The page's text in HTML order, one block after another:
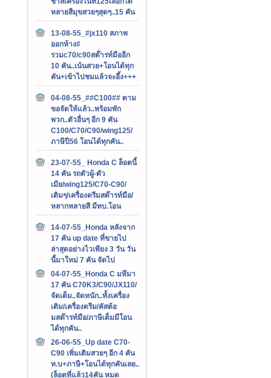
หลายสีมุขสวยๆสุดๆ..15 คัน
13-08-55_#jx110 สภาพ
ออกห้าง#
รวมc70/c90สต๊่ารท์มืออีก
10 คัน..เน้นสวย+โอนได้ทุก
คัน+เข้าไปชมแล้วจะอึ้ง+++
04-08-55_##C100## ตาม
ขอจัดให้แล้ว..พร้อมพัก
พวก..ตัวอื่นๆ อีก 9 คัน
C100/C70/C90/wing125/
ภาษีปี56 โอนได้ทุกคัน..
23-07-55_ Honda C ล็อตนี้
14 คัน รถตัวผู้-ตัว
เมีย/wing125/C70-C90/
เดิมๆ/เครื่องดรีมสต๊ารท์มือ/
หลากหลายสี มีทบ.โอน
14-07-55_Honda หลังจาก
17 คัน up date ที่ขายไป
ล่าสุดอย่างไวเพียง 3 วัน วัน
นี้มาใหม่ 7 คัน จัดไป
04-07-55_Honda C มหึมา
17 คัน C70K3/C90/JX110/
จัดเต็ม..จัดหนัก..ทั้งเครื่อง
เดิม/เครื่องดรีม/คัสต้อ
มสต๊ารท์มือ/ภาษีเต็มมีโอน
ได้ทุกคัน..
26-06-55_Up date C70-
C90 เพิ่มเติมสวยๆ อีก 4 คัน
ท.บ+ภาษี+โอนได้ทุกคันเลย..
(ล็อตที่แล้ว14คัน หมด